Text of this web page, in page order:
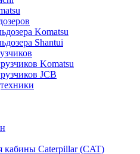
Komatsu
Shantui
Komatsu
JCB
кабины Caterpillar (CAT)